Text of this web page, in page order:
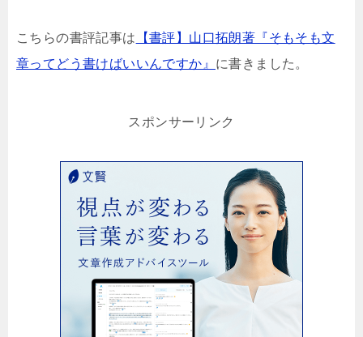
こちらの書評記事は 【書評】山口拓朗著『そもそも文
章ってどう書けばいいんですか』 に書きました。
スポンサーリンク